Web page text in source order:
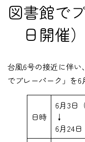
図書館で
日開催
台風6号の接近に伴
でプレーパーク」を6
日時
6月3日
↓
6月24日